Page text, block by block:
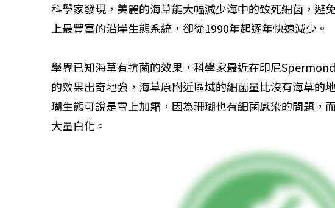
科學家發現，美麗的海草能大幅減少海中的致死細菌，避
上最豐富的沿岸生態系統，卻從1990年起逐年快速減少。
學界已知海草有抗菌的效果，科學家最近在印尼
的效果出奇地強，海草原附近區域的細菌量比沒有海草的
瑚生態可說是雪上加霜，因為珊瑚也有細菌感染的問題，
大量白化。